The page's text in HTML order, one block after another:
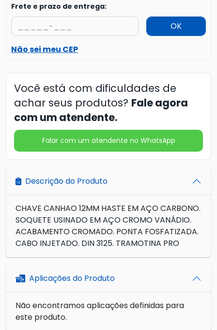
Frete e prazo de entrega:
OK
Não sei meu CEP
Você está com dificuldades de
achar seus produtos? Fale agora
com um atendente.
Falar com um atendente no WhatsApp
Descrição do Produto
CHAVE CANHAO 12MM HASTE EM AÇO CARBONO.
SOQUETE USINADO EM AÇO CROMO VANÁDIO.
ACABAMENTO CROMADO. PONTA FOSFATIZADA.
CABO INJETADO. DIN 3125. TRAMOTINA PRO
Aplicações do Produto
Não encontramos aplicações definidas para
este produto.